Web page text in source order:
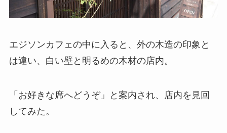
エジソンカフェの中に入ると、外の木造の印象と
は違い、白い壁と明るめの木材の店内。
「お好きな席へどうぞ」と案内され、店内を見回
してみた。